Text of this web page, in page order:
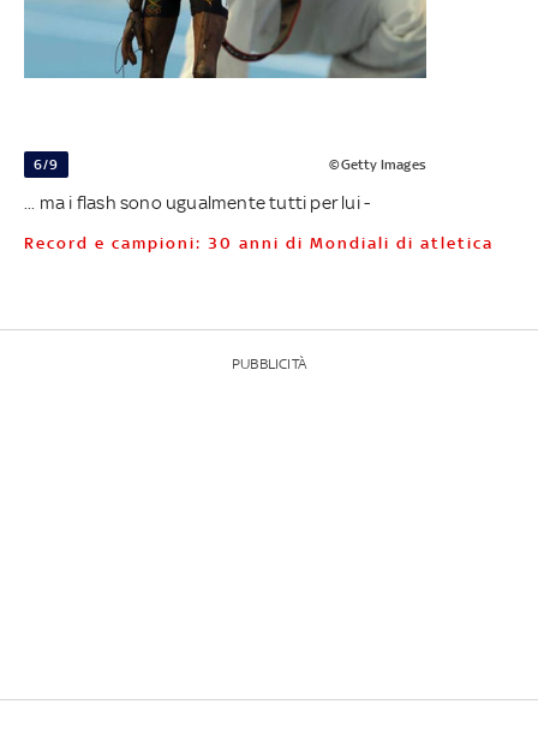
6/9 ©Getty Images
... ma i flash sono ugualmente tutti per lui -
Record e campioni: 30 anni di Mondiali di atletica
PUBBLICITÀ